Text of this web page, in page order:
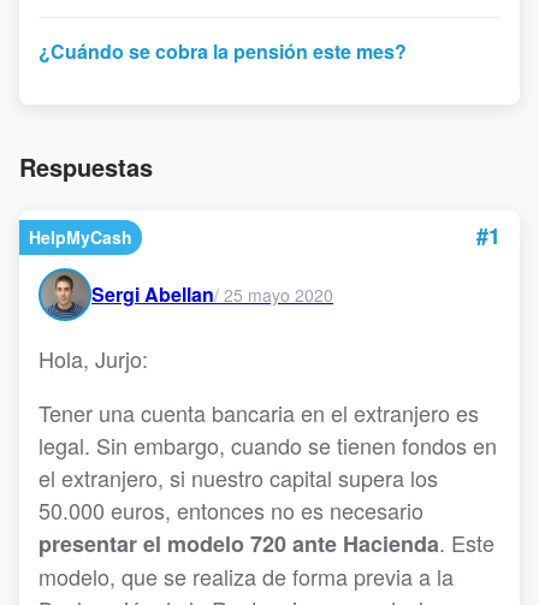
¿Cuándo se cobra la pensión este mes?
Respuestas
HelpMyCash #1
Sergi Abellan/ 25 mayo 2020
Hola, Jurjo:
Tener una cuenta bancaria en el extranjero es
legal. Sin embargo, cuando se tienen fondos en
el extranjero, si nuestro capital supera los
50.000 euros, entonces no es necesario
presentar el modelo 720 ante Hacienda. Este
modelo, que se realiza de forma previa a la